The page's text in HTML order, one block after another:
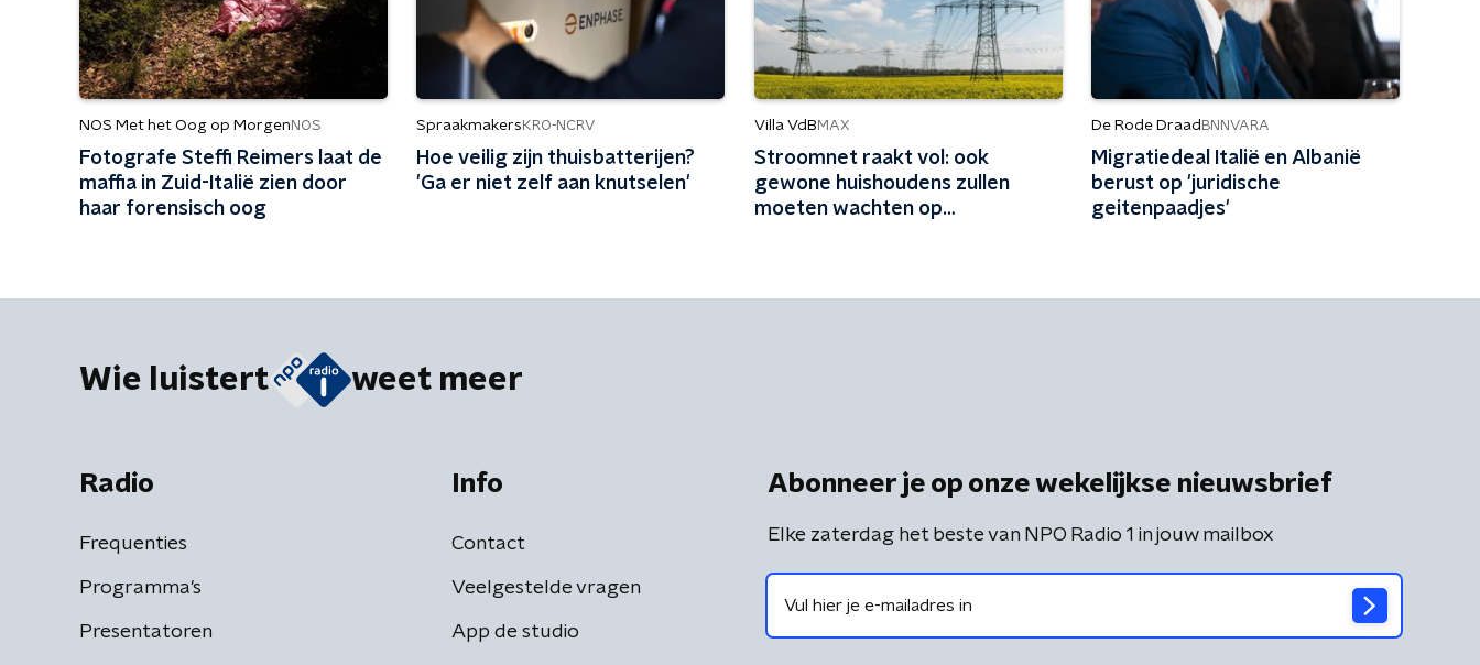
NOS Met het Oog op Morgen NOS
Fotografe Steffi Reimers laat de
maffia in Zuid-Italië zien door
haar forensisch oog
Spraakmakers KRO-NCRV
Hoe veilig zijn thuisbatterijen?
'Ga er niet zelf aan knutselen'
Villa VdB MAX
Stroomnet raakt vol: ook
gewone huishoudens zullen
moeten wachten op
De Rode Draad BNNVARA
Migratiedeal Italië en Albanië
berust op 'juridische
geitenpaadjes'
Wie luistert weet meer
Radio
Frequenties
Programma's
Presentatoren
Info
Contact
Veelgestelde vragen
App de studio
Abonneer je op onze wekelijkse nieuwsbrief
Elke zaterdag het beste van NPO Radio 1 in jouw mailbox